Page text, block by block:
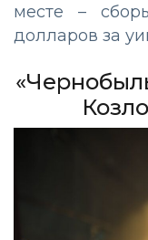
месте –
долларов за